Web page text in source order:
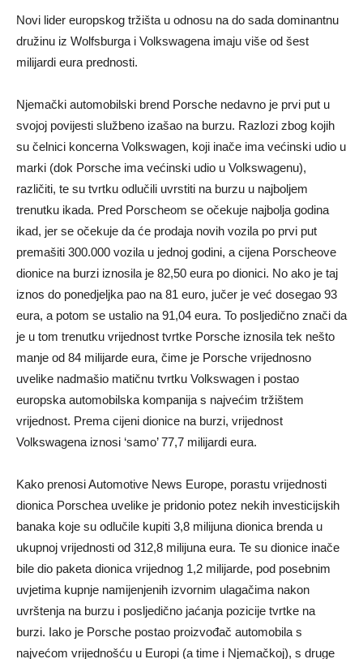
Novi lider europskog tržišta u odnosu na do sada dominantnu
družinu iz Wolfsburga i Volkswagena imaju više od šest
milijardi eura prednosti.
Njemački automobilski brend Porsche nedavno je prvi put u
svojoj povijesti službeno izašao na burzu. Razlozi zbog kojih
su čelnici koncerna Volkswagen, koji inače ima većinski udio u
marki (dok Porsche ima većinski udio u Volkswagenu),
različiti, te su tvrtku odlučili uvrstiti na burzu u najboljem
trenutku ikada. Pred Porscheom se očekuje najbolja godina
ikad, jer se očekuje da će prodaja novih vozila po prvi put
premašiti 300.000 vozila u jednoj godini, a cijena Porscheove
dionice na burzi iznosila je 82,50 eura po dionici. No ako je taj
iznos do ponedjeljka pao na 81 euro, jučer je već dosegao 93
eura, a potom se ustalio na 91,04 eura. To posljedično znači da
je u tom trenutku vrijednost tvrtke Porsche iznosila tek nešto
manje od 84 milijarde eura, čime je Porsche vrijednosno
uvelike nadmašio matičnu tvrtku Volkswagen i postao
europska automobilska kompanija s najvećim tržištem
vrijednost. Prema cijeni dionice na burzi, vrijednost
Volkswagena iznosi ‘samo’ 77,7 milijardi eura.
Kako prenosi Automotive News Europe, porastu vrijednosti
dionica Porschea uvelike je pridonio potez nekih investicijskih
banaka koje su odlučile kupiti 3,8 milijuna dionica brenda u
ukupnoj vrijednosti od 312,8 milijuna eura. Te su dionice inače
bile dio paketa dionica vrijednog 1,2 milijarde, pod posebnim
uvjetima kupnje namijenjenih izvornim ulagačima nakon
uvrštenja na burzu i posljedično jaćanja pozicije tvrtke na
burzi. Iako je Porsche postao proizvođač automobila s
najvećom vrijednošću u Europi (a time i Njemačkoj), s druge